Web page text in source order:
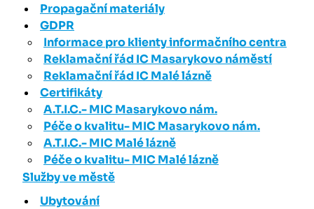
Propagační materiály
GDPR
Informace pro klienty informačního centra
Reklamační řád IC Masarykovo náměstí
Reklamační řád IC Malé lázně
Certifikáty
A.T.I.C.- MIC Masarykovo nám.
Péče o kvalitu- MIC Masarykovo nám.
A.T.I.C.- MIC Malé lázně
Péče o kvalitu- MIC Malé lázně
Služby ve městě
Ubytování